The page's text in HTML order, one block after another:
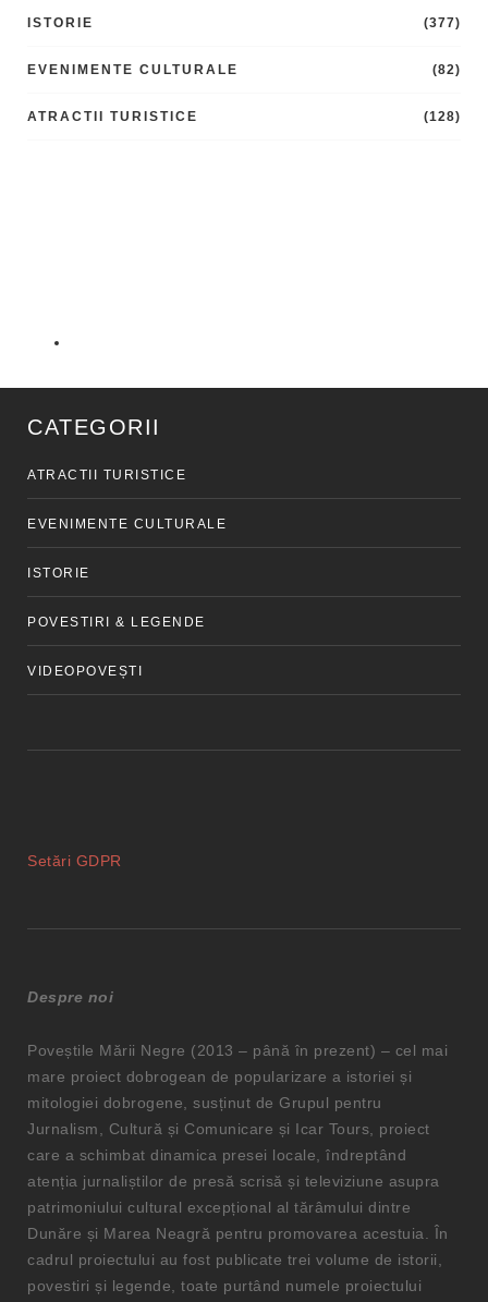
ISTORIE (377)
EVENIMENTE CULTURALE (82)
ATRACTII TURISTICE (128)
CATEGORII
ATRACTII TURISTICE
EVENIMENTE CULTURALE
ISTORIE
POVESTIRI & LEGENDE
VIDEOPOVEȘTI
Setări GDPR
Despre noi
Poveștile Mării Negre (2013 – până în prezent) – cel mai
mare proiect dobrogean de popularizare a istoriei și
mitologiei dobrogene, susținut de Grupul pentru
Jurnalism, Cultură și Comunicare și Icar Tours, proiect
care a schimbat dinamica presei locale, îndreptând
atenția jurnaliștilor de presă scrisă și televiziune asupra
patrimoniului cultural excepțional al tărâmului dintre
Dunăre și Marea Neagră pentru promovarea acestuia. În
cadrul proiectului au fost publicate trei volume de istorii,
povestiri și legende, toate purtând numele proiectului